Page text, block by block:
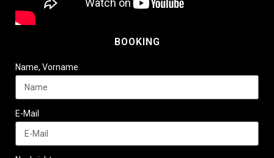
BOOKING
Name, Vorname
E-Mail